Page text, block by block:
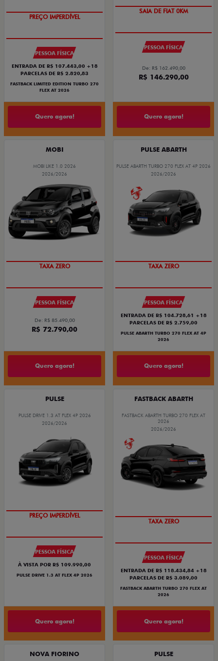
COM USADO NA TROCA
PESSOA FÍSICA
ENTRADA DE R$ 107.443,00 +18
PARCELAS DE R$ 2.820,83
FASTBACK LIMITED EDITION TURBO 270
FLEX AT 2026
Quero agora!
OPORTUNIDADE
PESSOA FÍSICA
De: R$ 162.490,00
R$ 146.290,00
Quero agora!
MOBI
MOBI LIKE 1.0 2026
2026/2026
PREÇO IMPERDÍVEL
PESSOA FÍSICA
De: R$ 85.490,00
R$ 72.790,00
Quero agora!
PULSE ABARTH
PULSE ABARTH TURBO 270 FLEX AT 4P 2026
2026/2026
SAIA DE FIAT 0KM
PESSOA FÍSICA
ENTRADA DE R$ 104.728,61 +18
PARCELAS DE R$ 2.759,00
PULSE ABARTH TURBO 270 FLEX AT 4P
2026
Quero agora!
PULSE
PULSE DRIVE 1.3 AT FLEX 4P 2026
2026/2026
O SUV AUTOMÁTICO MAIS
PESSOA FÍSICA
À VISTA POR R$ 109.990,00
PULSE DRIVE 1.3 AT FLEX 4P 2026
Quero agora!
FASTBACK ABARTH
FASTBACK ABARTH TURBO 270 FLEX AT
2026
2026/2026
SAIA DE FIAT 0KM
PESSOA FÍSICA
ENTRADA DE R$ 118.434,84 +18
PARCELAS DE R$ 3.089,00
FASTBACK ABARTH TURBO 270 FLEX AT
2026
Quero agora!
NOVA FIORINO PULSE